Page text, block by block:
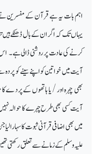
اہم بات یہ ہے قرآن کے مفسرین نے
یہاں تک کہ اگر ان کے بال ڈھنکے ہیں
کرنے کی عادت پر روشنی ڈالی ہے۔
آیت میں خواتین کو اپنے سینے کو پردہ
بھی چہرہ اور / یا ہاتھوں کےپرد ے
آیت کسی بھی طرح چہرے کا حوالہ
میں بھی اضافی قرآنی ثبوت کا سہارا
علیہ وسلم کے زمانے سے تعلق